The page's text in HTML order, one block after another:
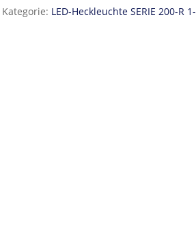
Kategorie: LED-Heckleuchte SERIE 200-R 1-